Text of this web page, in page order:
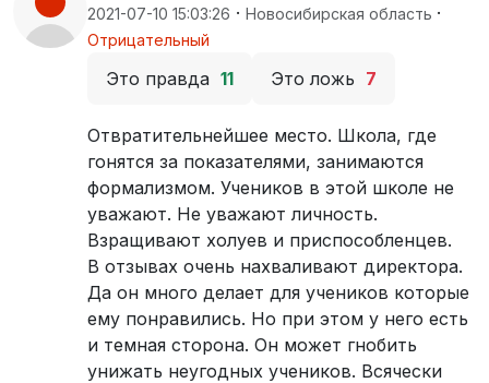
2021-07-10 15:03:26 · Новосибирская область ·
Отрицательный
Это правда 11 Это ложь 7
Отвратительнейшее место. Школа, где
гонятся за показателями, занимаются
формализмом. Учеников в этой школе не
уважают. Не уважают личность.
Взращивают холуев и приспособленцев.
В отзывах очень нахваливают директора.
Да он много делает для учеников которые
ему понравились. Но при этом у него есть
и темная сторона. Он может гнобить
унижать неугодных учеников. Всячески